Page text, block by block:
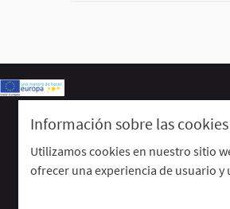
Información sobre las
Utilizamos cookies en nuestro sitio
ofrecer una experiencia de usuario
Web creada